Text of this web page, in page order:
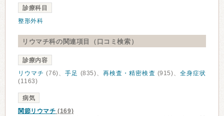
診療科目
整形外科
リウマチ科の関連項目（口コミ検索）
診療内容
リウマチ (76)、手足 (835)、再検査・精密検査 (915)、全身症状
(1163)
病気
関節リウマチ (169)